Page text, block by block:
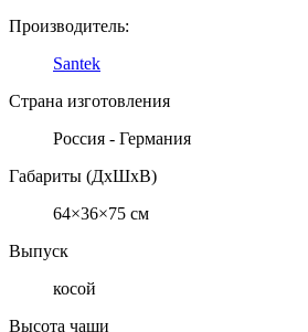
Производитель:
Santek
Страна изготовления
Россия - Германия
Габариты (ДхШхВ)
64×36×75 см
Выпуск
косой
Высота чаши